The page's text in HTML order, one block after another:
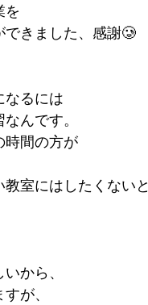
を
きました、感謝🥲
なるには
んです。
時間の方が
室にはしたくないと
から、
が、